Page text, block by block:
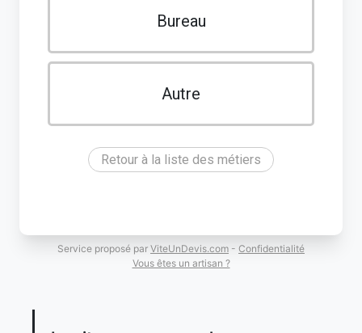
Bureau
Autre
Retour à la liste des métiers
Service proposé par ViteUnDevis.com - Confidentialité
Vous êtes un artisan ?